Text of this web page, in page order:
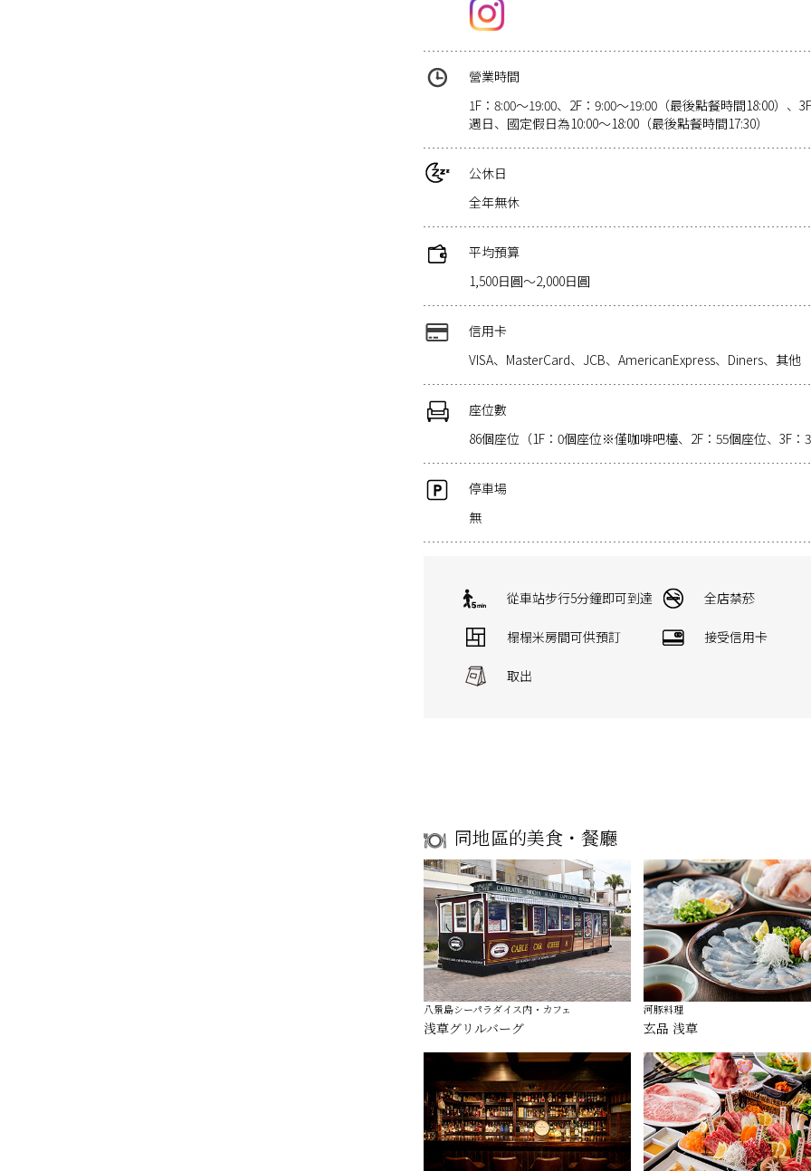
營業時間
1F：8:00～19:00、2F：9:00～19:00（最後點餐時間18:00）、
週日、國定假日為10:00～18:00（最後點餐時間17:30）
公休日
全年無休
平均預算
1,500日圓～2,000日圓
信用卡
VISA、MasterCard、JCB、AmericanExpress、Diners、其他
座位數
86個座位（1F：0個座位※僅咖啡吧檯、2F：55個座位、3F：
停車場
無
從車站步行5分鐘即可到達 全店禁菸
榻榻米房間可供預訂 接受信用卡
取出
同地區的美食・餐廳
八景島シーパラダイス内・カフェ
浅草グリルバーグ
河豚料理
玄品 浅草